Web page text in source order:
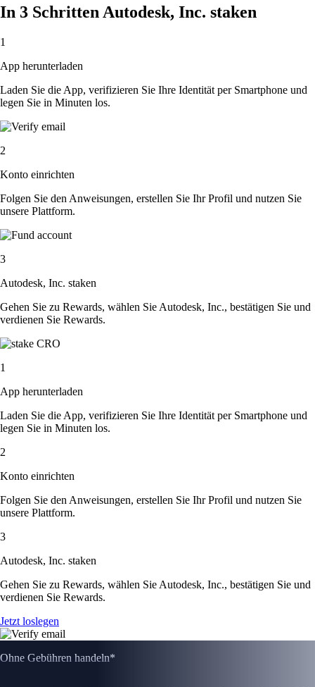
In 3 Schritten Autodesk, Inc. staken
1
App herunterladen
Laden Sie die App, verifizieren Sie Ihre Identität per Smartphone und
legen Sie in Minuten los.
2
Konto einrichten
Folgen Sie den Anweisungen, erstellen Sie Ihr Profil und nutzen Sie
unsere Plattform.
3
Autodesk, Inc. staken
Gehen Sie zu Rewards, wählen Sie Autodesk, Inc., bestätigen Sie und
verdienen Sie Rewards.
1
App herunterladen
Laden Sie die App, verifizieren Sie Ihre Identität per Smartphone und
legen Sie in Minuten los.
2
Konto einrichten
Folgen Sie den Anweisungen, erstellen Sie Ihr Profil und nutzen Sie
unsere Plattform.
3
Autodesk, Inc. staken
Gehen Sie zu Rewards, wählen Sie Autodesk, Inc., bestätigen Sie und
verdienen Sie Rewards.
Jetzt loslegen
Ohne Gebühren handeln*